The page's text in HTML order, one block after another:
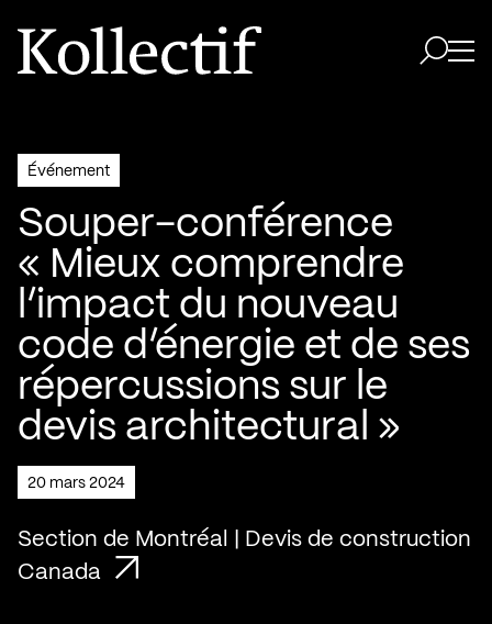
Aller à la page d'accueil
Logo Kollectif
Événement
Souper-conférence
« Mieux comprendre
l’impact du nouveau
code d’énergie et de ses
répercussions sur le
devis architectural »
20 mars 2024
Section de Montréal | Devis de construction
Canada